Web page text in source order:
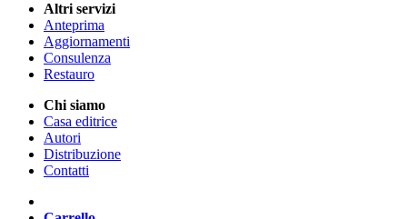
Altri servizi
Anteprima
Aggiornamenti
Consulenza
Restauro
Chi siamo
Casa editrice
Autori
Distribuzione
Contatti